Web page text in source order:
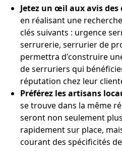
Jetez un œil aux avis des
en réalisant une
clés suivants : urgence
serrurerie, serrurier de
permettra d'construire
de serruriers qui
réputation chez leur
Préférez les artisans
se trouve dans la même
seront non seulement
rapidement sur place,
courant des spécificités